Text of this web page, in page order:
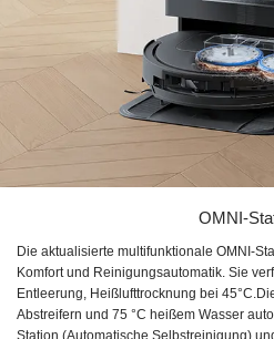
OMNI-
Die aktualisierte multifunktionale OMNI-
Komfort und Reinigungsautomatik. Sie
Entleerung, Heißlufttrocknung bei
Abstreifern und 75 °C heißem Wasser
Station (Automatische Selbstreinigung)